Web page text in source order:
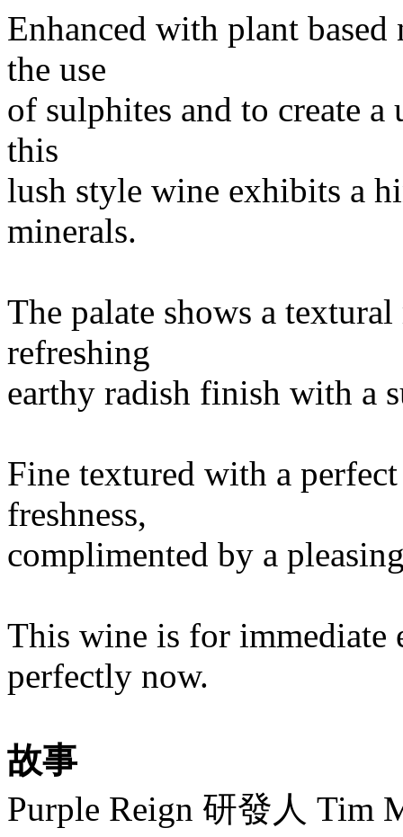
Enhanced with plant
the use
of sulphites and to create
this
lush style wine exhibits a
minerals.
The palate shows a
refreshing
earthy radish finish with a
Fine textured with a
freshness,
complimented by a
This wine is for
perfectly now.
故事
Purple Reign 研發人 Tim